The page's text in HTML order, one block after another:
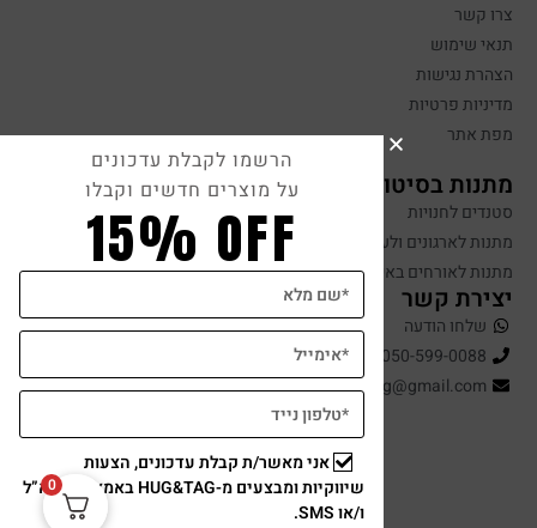
צרו קשר
תנאי שימוש
הצהרת נגישות
מדיניות פרטיות
מפת אתר
מתנות בסיטונאות
סטנדים לחנויות
מתנות לארגונים ולעובדים
מתנות לאורחים באירועים
יצירת קשר
שלחו הודעה
050-599-0088
hugandtag@gmail.com
0
הרשמו לקבלת עדכונים
על מוצרים חדשים וקבלו
15% OFF
אני מאשר/ת קבלת עדכונים, הצעות
שיווקיות ומבצעים מ-HUG&TAG באמצעות דוא”ל
ו/או SMS.